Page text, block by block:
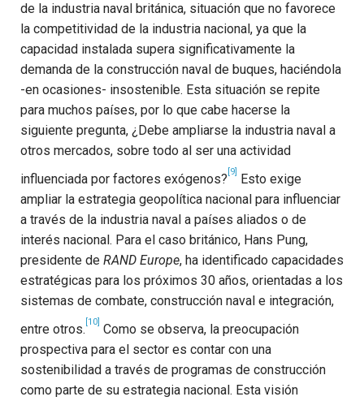
de la industria naval británica, situación que no favorece
la competitividad de la industria nacional, ya que la
capacidad instalada supera significativamente la
demanda de la construcción naval de buques, haciéndola
-en ocasiones- insostenible. Esta situación se repite
para muchos países, por lo que cabe hacerse la
siguiente pregunta, ¿Debe ampliarse la industria naval a
otros mercados, sobre todo al ser una actividad
influenciada por factores exógenos?
[9]
Esto exige
ampliar la estrategia geopolítica nacional para influenciar
a través de la industria naval a países aliados o de
interés nacional. Para el caso británico, Hans Pung,
presidente de RAND Europe, ha identificado capacidades
estratégicas para los próximos 30 años, orientadas a los
sistemas de combate, construcción naval e integración,
entre otros.
[10]
Como se observa, la preocupación
prospectiva para el sector es contar con una
sostenibilidad a través de programas de construcción
como parte de su estrategia nacional. Esta visión